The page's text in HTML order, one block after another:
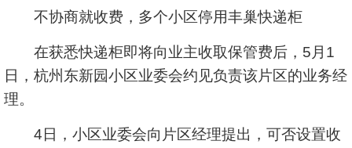
不协商就收费，多个小区停用丰巢快递柜
在获悉快递柜即将向业主收取保管费后，5月1
日，杭州东新园小区业委会约见负责该片区的业务经
理。
4日，小区业委会向片区经理提出，可否设置收